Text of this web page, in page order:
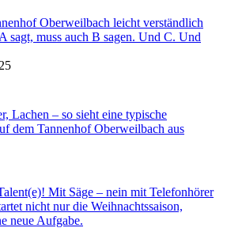
Oberweilbach leicht verständlich
sagt, muss auch B sagen. Und C. Und
Lachen – so sieht eine typische
dem Tannenhof Oberweilbach aus
Mit Säge – nein mit Telefonhörer
nicht nur die Weihnachtssaison,
neue Aufgabe.